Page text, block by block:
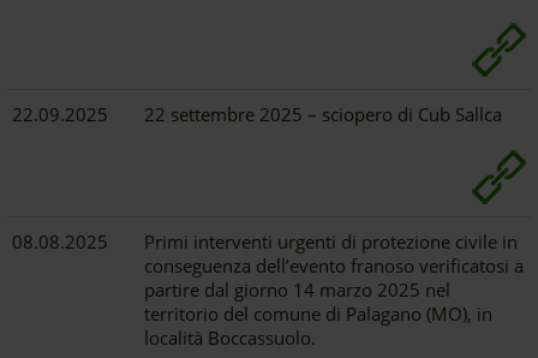
22.09.2025 22 settembre 2025 – sciopero di Cub Sallca
08.08.2025
Primi interventi urgenti di protezione civile in
conseguenza dell’evento franoso verificatosi a
partire dal giorno 14 marzo 2025 nel
territorio del comune di Palagano (MO), in
località Boccassuolo.